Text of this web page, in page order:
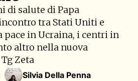
di salute di Papa
tra Stati Uniti e
pace in Ucraina, i centri in
altro nella nuova
Zeta
Silvia Della Penna